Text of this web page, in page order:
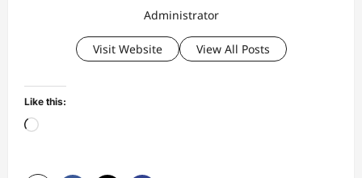
Administrator
Visit Website View All Posts
Like this:
Loading…